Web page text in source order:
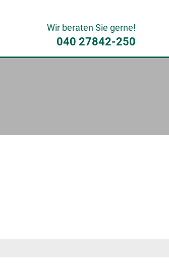
Wir beraten Sie gerne!
040 27842-250